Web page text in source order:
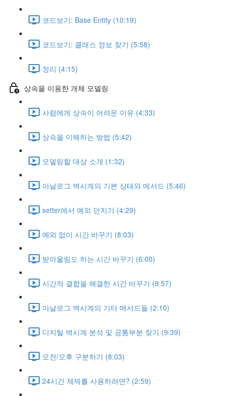
코드보기: Base Entity (10:19)
코드보기: 클래스 정보 찾기 (5:58)
정리 (4:15)
상속을 이용한 개체 모델링
사람에게 상속이 어려운 이유 (4:33)
상속을 이해하는 방법 (5:42)
모델링할 대상 소개 (1:32)
아날로그 벽시계의 기본 상태와 메서드 (5:46)
setter에서 예외 던지기 (4:29)
예외 없이 시간 바꾸기 (8:03)
받아올림도 하는 시간 바꾸기 (6:00)
시간적 결합을 해결한 시간 바꾸기 (9:57)
아날로그 벽시계의 기타 메서드들 (2:10)
디지털 벽시계 분석 및 공통부분 찾기 (9:39)
오전/오후 구분하기 (8:03)
24시간 체제를 사용하려면? (2:59)